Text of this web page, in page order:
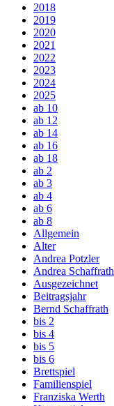
2018
2019
2020
2021
2022
2023
2024
2025
ab 10
ab 12
ab 14
ab 16
ab 18
ab 2
ab 3
ab 4
ab 6
ab 8
Allgemein
Alter
Andrea Potzler
Andrea Schaffrath
Ausgezeichnet
Beitragsjahr
Bernd Schaffrath
bis 2
bis 4
bis 5
bis 6
Brettspiel
Familienspiel
Franziska Werth